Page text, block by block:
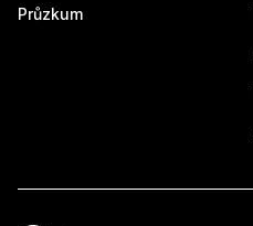
Průzkum